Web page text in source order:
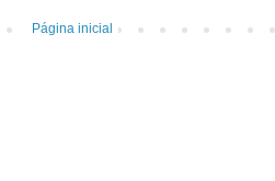
Página inicial